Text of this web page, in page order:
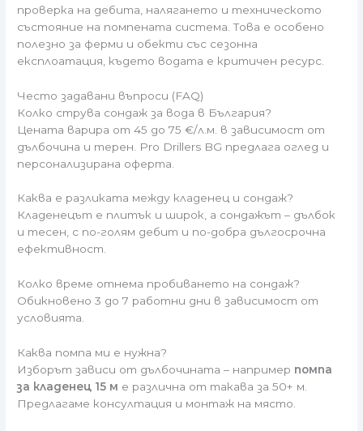
проверка на дебита, налягането и техническото
състояние на помпената система. Това е особено
полезно за ферми и обекти със сезонна
експлоатация, където водата е критичен ресурс.
Често задавани въпроси (FAQ)
Колко струва сондаж за вода в България?
Цената варира от 45 до 75 €/л.м. в зависимост от
дълбочина и терен. Pro Drillers BG предлага оглед и
персонализирана оферта.
Каква е разликата между кладенец и сондаж?
Кладенецът е плитък и широк, а сондажът – дълбок
и тесен, с по-голям дебит и по-добра дългосрочна
ефективност.
Колко време отнема пробиването на сондаж?
Обикновено 3 до 7 работни дни в зависимост от
условията.
Каква помпа ми е нужна?
Изборът зависи от дълбочината – например помпа
за кладенец 15 м е различна от такава за 50+ м.
Предлагаме консултация и монтаж на място.